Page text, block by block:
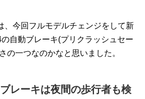
、今回フルモデルチェンジをして新
自動ブレーキ(プリクラッシュセー
の一つなのかなと思いました。
レーキは夜間の歩行者も検